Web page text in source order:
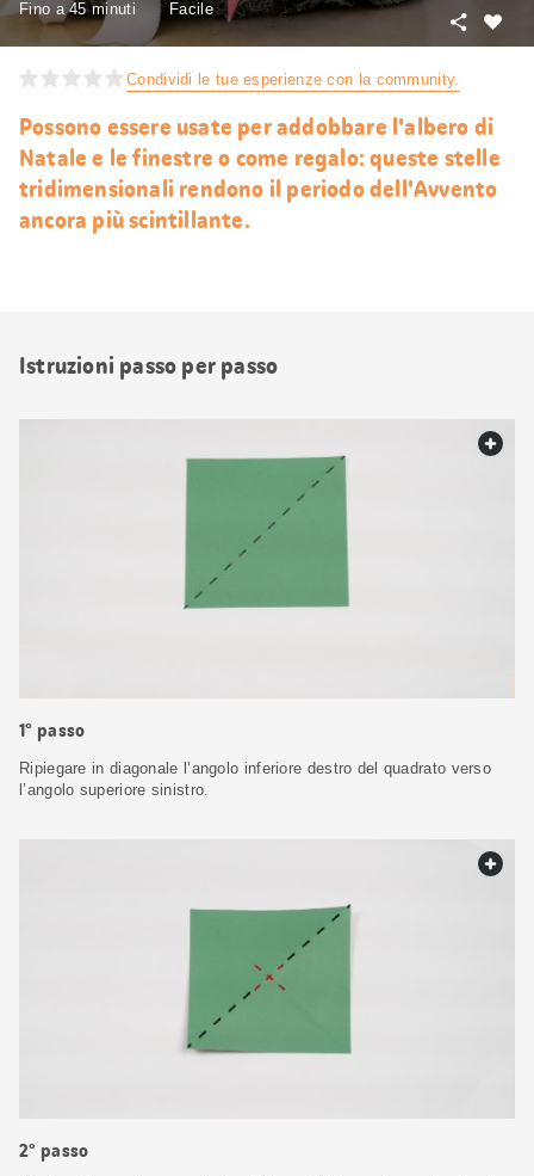
Condividi le tue esperienze con la community.
Fino a 45 minuti
Facile
Condividi
Possono essere usate per addobbare l'albero di
Natale e le finestre o come regalo: queste stelle
tridimensionali rendono il periodo dell'Avvento
ancora più scintillante.
Istruzioni passo per passo
1° passo
Ripiegare in diagonale l’angolo inferiore destro del quadrato verso
l’angolo superiore sinistro.
2° passo